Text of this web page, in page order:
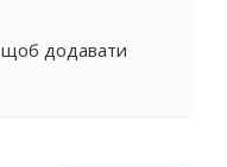
щоб додавати